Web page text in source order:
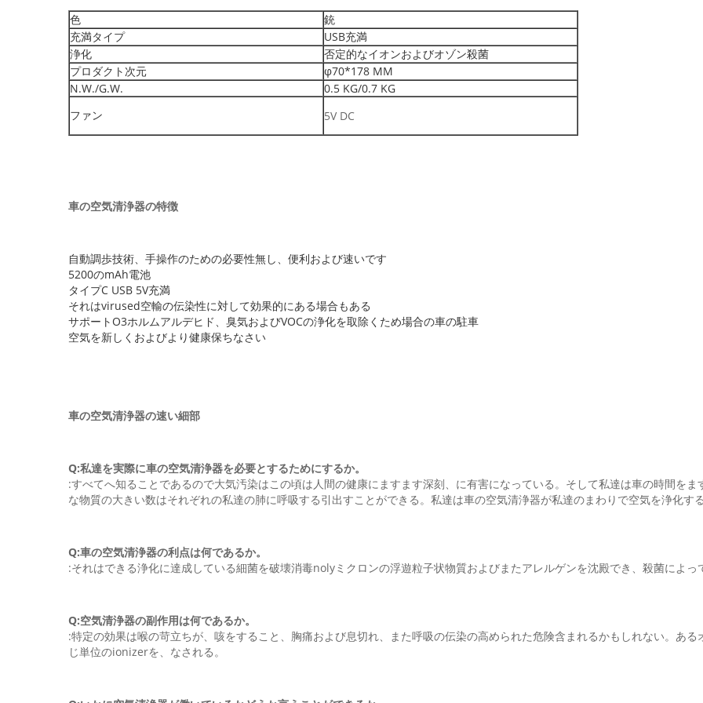
色
銃
充満タイプ
USB充満
浄化
否定的なイオンおよびオゾン殺菌
プロダクト次元
φ70*178 MM
N.W./G.W.
0.5 KG/0.7 KG
ファン
5V DC
車の空気清浄器の特徴
自動調歩技術、手操作のための必要性無し、便利および速いです
5200のmAh電池
タイプC USB 5V充満
それはvirused空輸の伝染性に対して効果的にある場合もある
サポートO3ホルムアルデヒド、臭気およびVOCの浄化を取除くため場合の車の駐車
空気を新しくおよびより健康保ちなさい
車の空気清浄器の速い細部
Q:私達を実際に車の空気清浄器を必要とするためにするか。
:すべてへ知ることであるので大気汚染はこの頃は人間の健康にますます深刻、に有害になっている。そして私達は車の時間を
な物質の大きい数はそれぞれの私達の肺に呼吸する引出すことができる。私達は車の空気清浄器が私達のまわりで空気を浄化す
Q:車の空気清浄器の利点は何であるか。
:それはできる浄化に達成している細菌を破壊消毒nolyミクロンの浮遊粒子状物質およびまたアレルゲンを沈殿でき、殺菌によ
Q:空気清浄器の副作用は何であるか。
:特定の効果は喉の苛立ちが、咳をすること、胸痛および息切れ、また呼吸の伝染の高められた危険含まれるかもしれない。あ
じ単位のionizerを、なされる。